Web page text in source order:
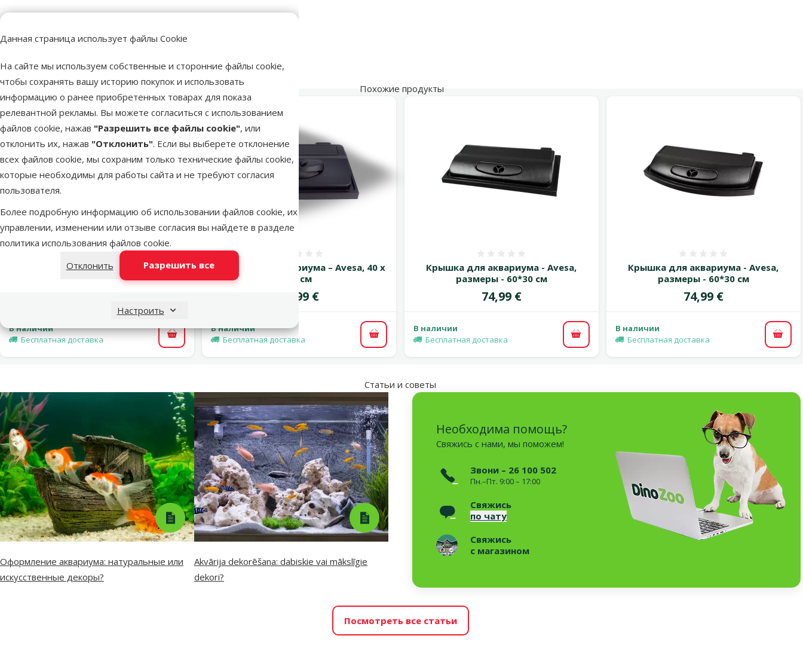
Данная страница использует файлы Cookie
На сайте мы используем собственные и сторонние файлы cookie,
чтобы сохранять вашу историю покупок и использовать
информацию о ранее приобретенных товарах для показа
релевантной рекламы. Вы можете согласиться с использованием
файлов cookie, нажав "Разрешить все файлы cookie", или
отклонить их, нажав "Отклонить". Если вы выберете отклонение
всех файлов cookie, мы сохраним только технические файлы cookie,
которые необходимы для работы сайта и не требуют согласия
пользователя.
Более подробную информацию об использовании файлов cookie, их
управлении, изменении или отзыве согласия вы найдете в разделе
политика использования файлов cookie.
Отклонить
Разрешить все
Настроить
Бренд
Avesa
EAN
5902250040254
Похожие продукты
Крышка для аквариума – Avesa, 40 x
Оценка 0%
В наличии
Бесплатная доставка
В корзину
Крышка для аквариума – Avesa, 40 x
25 см
Цена
34,99 €
В наличии
Бесплатная доставка
В корзину
Крышка для аквариума - Avesa,
размеры - 60*30 см
Цена
74,99 €
В наличии
Бесплатная доставка
В корзину
Крышка для аквариума - Avesa,
размеры - 60*30 см
Цена
74,99 €
В наличии
Бесплатная доставка
В
Статьи и советы
Необходима помощь?
Свяжись с нами, мы поможем!
Звони – 26 100 502
Пн.–Пт. 9:00 – 17:00
Свяжись
по чату
Свяжись
с магазином
Оформление аквариума: натуральные или
искусственные декоры?
Akvārija dekorēšana: dabiskie vai mākslīgie
dekori?
Посмотреть все статьи